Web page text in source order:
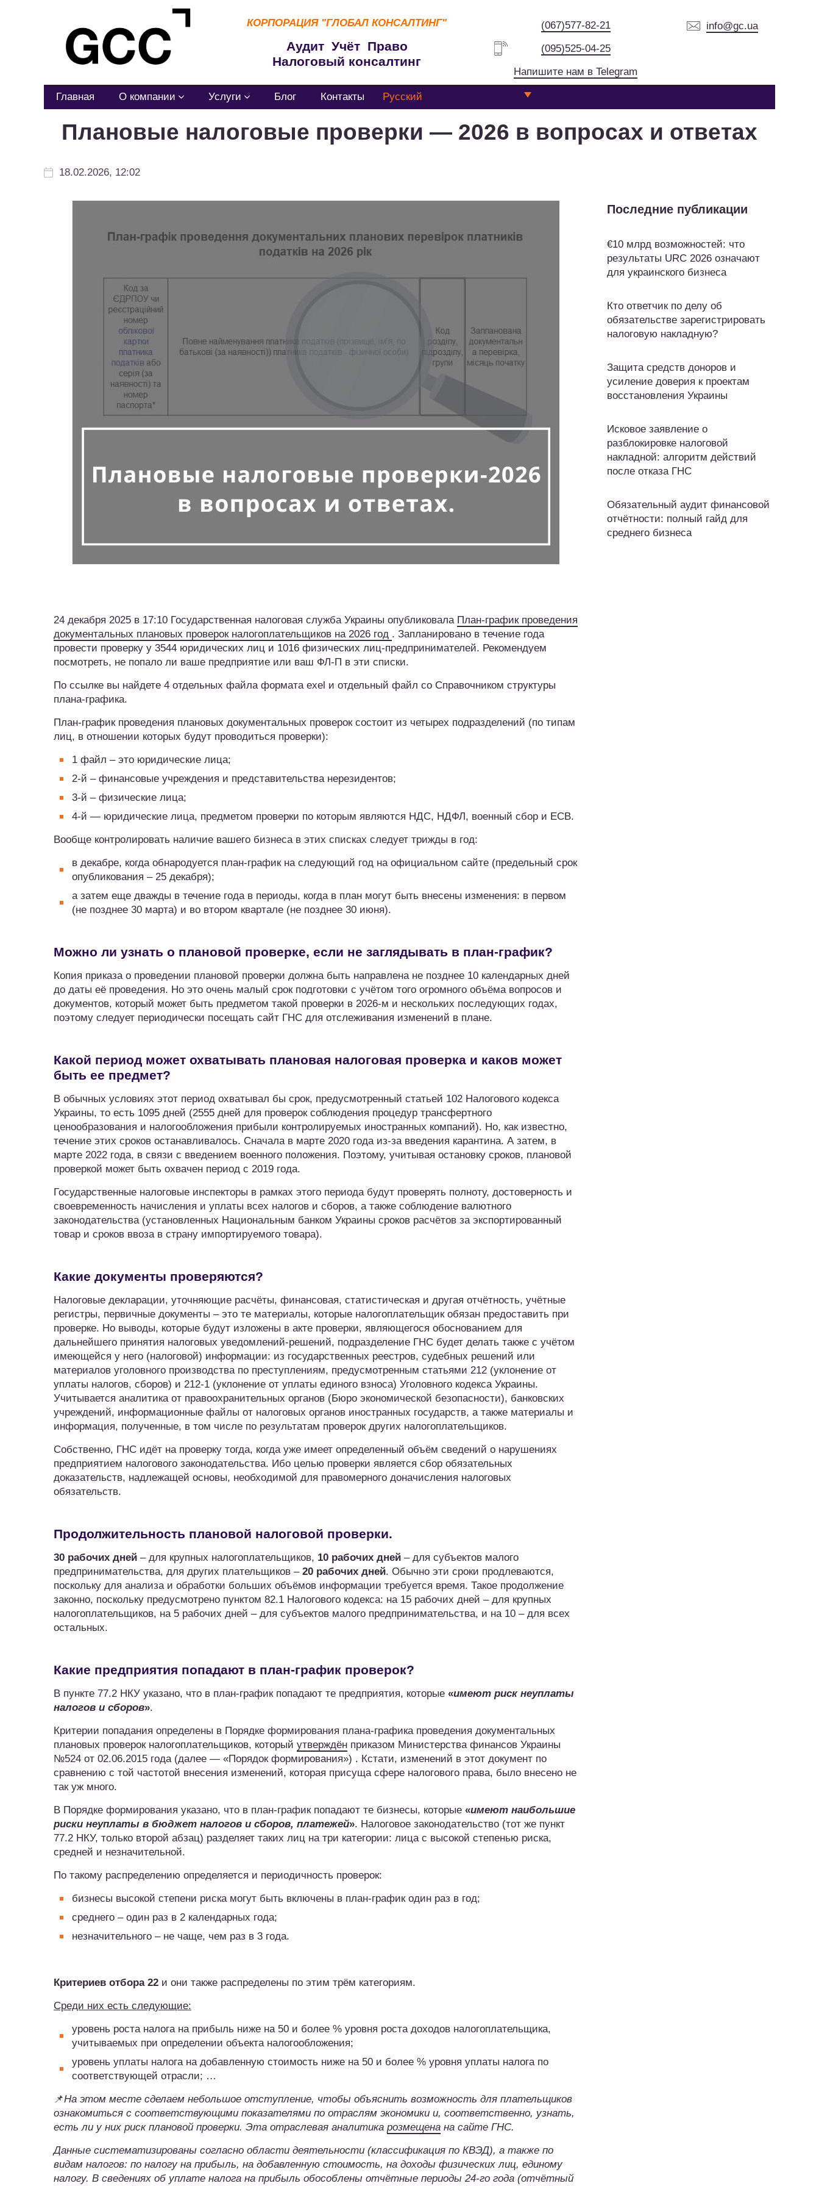
КОРПОРАЦИЯ "ГЛОБАЛ КОНСАЛТИНГ"
Аудит Учёт Право
Налоговый консалтинг
(067)577-82-21
(095)525-04-25
Напишите нам в Telegram
info@gc.ua
Главная О компании Услуги Блог Контакты Русский
Плановые налоговые проверки — 2026 в вопросах и ответах
18.02.2026, 12:02
24 декабря 2025 в 17:10 Государственная налоговая служба Украины опубликовала План-график проведения
документальных плановых проверок налогоплательщиков на 2026 год . Запланировано в течение года
провести проверку у 3544 юридических лиц и 1016 физических лиц-предпринимателей. Рекомендуем
посмотреть, не попало ли ваше предприятие или ваш ФЛ-П в эти списки.
По ссылке вы найдете 4 отдельных файла формата exel и отдельный файл со Справочником структуры
плана-графика.
План-график проведения плановых документальных проверок состоит из четырех подразделений (по типам
лиц, в отношении которых будут проводиться проверки):
1 файл – это юридические лица;
2-й ­– финансовые учреждения и представительства нерезидентов;
3-й – физические лица;
4-й — юридические лица, предметом проверки по которым являются НДС, НДФЛ, военный сбор и ЕСВ.
Вообще контролировать наличие вашего бизнеса в этих списках следует трижды в год:
в декабре, когда обнародуется план-график на следующий год на официальном сайте (предельный срок
опубликования – 25 декабря);
а затем еще дважды в течение года в периоды, когда в план могут быть внесены изменения: в первом
(не позднее 30 марта) и во втором квартале (не позднее 30 июня).
Можно ли узнать о плановой проверке, если не заглядывать в план-график?
Копия приказа о проведении плановой проверки должна быть направлена не позднее 10 календарных дней
до даты её проведения. Но это очень малый срок подготовки с учётом того огромного объёма вопросов и
документов, который может быть предметом такой проверки в 2026-м и нескольких последующих годах,
поэтому следует периодически посещать сайт ГНС для отслеживания изменений в плане.
Какой период может охватывать плановая налоговая проверка и каков может
быть ее предмет?
В обычных условиях этот период охватывал бы срок, предусмотренный статьей 102 Налогового кодекса
Украины, то есть 1095 дней (2555 дней для проверок соблюдения процедур трансфертного
ценообразования и налогообложения прибыли контролируемых иностранных компаний). Но, как известно,
течение этих сроков останавливалось. Сначала в марте 2020 года из-за введения карантина. А затем, в
марте 2022 года, в связи с введением военного положения. Поэтому, учитывая остановку сроков, плановой
проверкой может быть охвачен период с 2019 года.
Государственные налоговые инспекторы в рамках этого периода будут проверять полноту, достоверность и
своевременность начисления и уплаты всех налогов и сборов, а также соблюдение валютного
законодательства (установленных Национальным банком Украины сроков расчётов за экспортированный
товар и сроков ввоза в страну импортируемого товара).
Какие документы проверяются?
Налоговые декларации, уточняющие расчёты, финансовая, статистическая и другая отчётность, учётные
регистры, первичные документы – это те материалы, которые налогоплательщик обязан предоставить при
проверке. Но выводы, которые будут изложены в акте проверки, являющегося обоснованием для
дальнейшего принятия налоговых уведомлений-решений, подразделение ГНС будет делать также с учётом
имеющейся у него (налоговой) информации: из государственных реестров, судебных решений или
материалов уголовного производства по преступлениям, предусмотренным статьями 212 (уклонение от
уплаты налогов, сборов) и 212-1 (уклонение от уплаты единого взноса) Уголовного кодекса Украины.
Учитывается аналитика от правоохранительных органов (Бюро экономической безопасности), банковских
учреждений, информационные файлы от налоговых органов иностранных государств, а также материалы и
информация, полученные, в том числе по результатам проверок других налогоплательщиков.
Собственно, ГНС идёт на проверку тогда, когда уже имеет определенный объём сведений о нарушениях
предприятием налогового законодательства. Ибо целью проверки является сбор обязательных
доказательств, надлежащей основы, необходимой для правомерного доначисления налоговых
обязательств.
Продолжительность плановой налоговой проверки.
30 рабочих дней – для крупных налогоплательщиков, 10 рабочих дней – для субъектов малого
предпринимательства, для других плательщиков – 20 рабочих дней. Обычно эти сроки продлеваются,
поскольку для анализа и обработки больших объёмов информации требуется время. Такое продолжение
законно, поскольку предусмотрено пунктом 82.1 Налогового кодекса: на 15 рабочих дней – для крупных
налогоплательщиков, на 5 рабочих дней – для субъектов малого предпринимательства, и на 10 – для всех
остальных.
Какие предприятия попадают в план-график проверок?
В пункте 77.2 НКУ указано, что в план-график попадают те предприятия, которые «имеют риск неуплаты
налогов и сборов».
Критерии попадания определены в Порядке формирования плана-графика проведения документальных
плановых проверок налогоплательщиков, который утверждён приказом Министерства финансов Украины
№524 от 02.06.2015 года (далее — «Порядок формирования») . Кстати, изменений в этот документ по
сравнению с той частотой внесения изменений, которая присуща сфере налогового права, было внесено не
так уж много.
В Порядке формирования указано, что в план-график попадают те бизнесы, которые «имеют наибольшие
риски неуплаты в бюджет налогов и сборов, платежей». Налоговое законодательство (тот же пункт
77.2 НКУ, только второй абзац) разделяет таких лиц на три категории: лица с высокой степенью риска,
средней и незначительной.
По такому распределению определяется и периодичность проверок:
бизнесы высокой степени риска могут быть включены в план-график один раз в год;
среднего – один раз в 2 календарных года;
незначительного – не чаще, чем раз в 3 года.
Критериев отбора 22 и они также распределены по этим трём категориям.
Среди них есть следующие:
уровень роста налога на прибыль ниже на 50 и более % уровня роста доходов налогоплательщика,
учитываемых при определении объекта налогообложения;
уровень уплаты налога на добавленную стоимость ниже на 50 и более % уровня уплаты налога по
соответствующей отрасли; …
📌На этом месте сделаем небольшое отступление, чтобы объяснить возможность для плательщиков
ознакомиться с соответствующими показателями по отраслям экономики и, соответственно, узнать,
есть ли у них риск плановой проверки. Эта отраслевая аналитика розмещена на сайте ГНС.
Данные систематизированы согласно области деятельности (классификация по КВЭД), а также по
видам налогов: по налогу на прибыль, на добавленную стоимость, на доходы физических лиц, единому
налогу. В сведениях об уплате налога на прибыль обособлены отчётные периоды 24-го года (отчётный
Последние публикации
€10 млрд возможностей: что
результаты URC 2026 означают
для украинского бизнеса
Кто ответчик по делу об
обязательстве зарегистрировать
налоговую накладную?
Защита средств доноров и
усиление доверия к проектам
восстановления Украины
Исковое заявление о
разблокировке налоговой
накладной: алгоритм действий
после отказа ГНС
Обязательный аудит финансовой
отчётности: полный гайд для
среднего бизнеса